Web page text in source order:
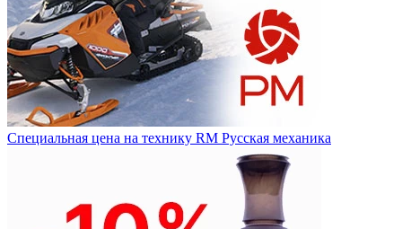
Специальная цена на технику RM Русская механика